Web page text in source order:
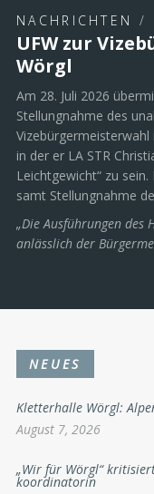
NACHRICHTEN /
UFW zur
Wörgl
Am 28. Juli 2026
Stellungnahme des
in der er LA STR
Leichtgewicht“ zu
samt Stellungnahme
„Die Ausführungen des
anlässlich der
NEUES
Kletterhalle Wörgl:
August 7, 2026
„Wir für Wörgl“
koordinatorin